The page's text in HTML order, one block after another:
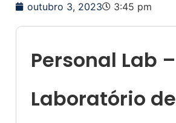
outubro 3, 2023 3:45 pm
Personal Lab –
Laboratório de